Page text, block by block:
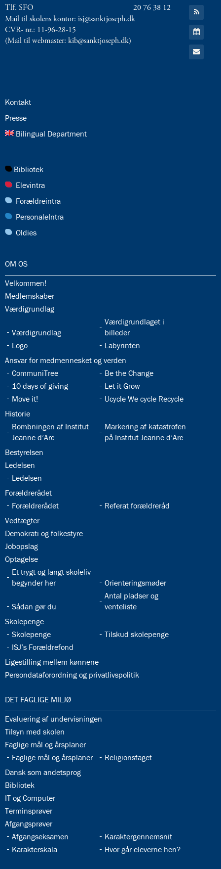
Tlf. SFO
20 76 38 12
Mail til skolens kontor: isj@sanktjoseph.dk
CVR- nr.: 11-96-28-15
(Mail til webmaster: kib@sanktjoseph.dk)
YouTube
Gå
til:
RSS
feed
Gå
til:
Kalender
Gå
til:
24.0:
Kontakt
25.0:
Presse
26.0:
Bilingual Department
27.0:
Bibliotek
28.0:
Elevintra
29.0:
Forældreintra
30.0:
PersonaleIntra
31.0:
Oldies
32.0:
OM OS
32.1:
Velkommen!
32.2:
Medlemskaber
32.3:
Værdigrundlag
32.4:
Værdigrundlag
32.5:
Værdigrundlaget i
billeder
32.6:
Logo 32.7:
Labyrinten
32.8:
Ansvar for medmennesket og verden
32.9:
CommuniTree 32.10:
Be the Change
32.11:
10 days of giving 32.12:
Let it Grow
32.13:
Move it! 32.14:
Ucycle We cycle Recycle
32.15:
Historie
32.16:
Bombningen af Institut
Jeanne d’Arc
32.17:
Markering af katastrofen
på Institut Jeanne d’Arc
32.18:
Bestyrelsen
32.19:
Ledelsen
32.20:
Ledelsen
32.21:
Forældrerådet
32.22:
Forældrerådet 32.23:
Referat forældreråd
32.24:
Vedtægter
32.25:
Demokrati og folkestyre
32.26:
Jobopslag
32.27:
Optagelse
32.28:
Et trygt og langt skoleliv
begynder her
32.29:
Orienteringsmøder
32.30:
Sådan gør du
32.31:
Antal pladser og
venteliste
32.32:
Skolepenge
32.33:
Skolepenge 32.34:
Tilskud skolepenge
32.35:
ISJ’s Forældrefond
32.36:
Ligestilling mellem kønnene
32.37:
Persondataforordning og privatlivspolitik
33.0:
DET FAGLIGE MILJØ
33.1:
Evaluering af undervisningen
33.2:
Tilsyn med skolen
33.3:
Faglige mål og årsplaner
33.4:
Faglige mål og årsplaner 33.5:
Religionsfaget
33.6:
Dansk som andetsprog
33.7:
Bibliotek
33.8:
IT og Computer
33.9:
Terminsprøver
33.10:
Afgangsprøver
33.11:
Afgangseksamen 33.12:
Karaktergennemsnit
33.13:
Karakterskala 33.14:
Hvor går eleverne hen?